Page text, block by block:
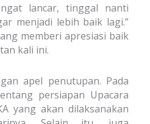
lancar, tinggal nanti
menjadi lebih baik lagi.”
memberi apresiasi baik
kali ini.
apel penutupan. Pada
persiapan Upacara
yang akan dilaksanakan